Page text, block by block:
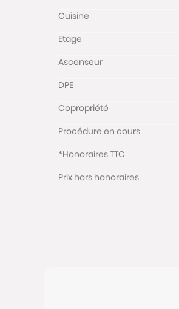
Cuisine
Etage
Ascenseur
DPE
Copropriété
Procédure en cours
*Honoraires TTC
Prix hors honoraires